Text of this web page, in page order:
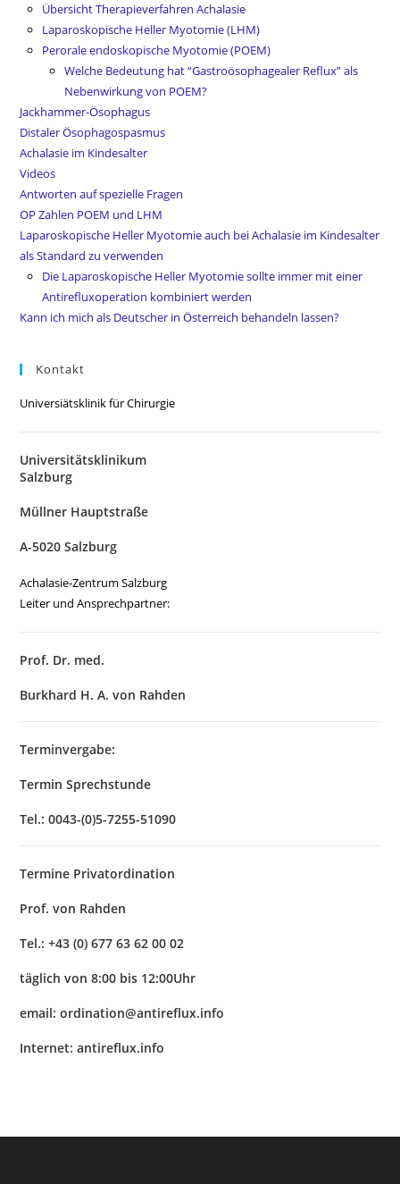
Übersicht Therapieverfahren Achalasie
Laparoskopische Heller Myotomie (LHM)
Perorale endoskopische Myotomie (POEM)
Welche Bedeutung hat “Gastroösophagealer Reflux” als
Nebenwirkung von POEM?
Jackhammer-Ösophagus
Distaler Ösophagospasmus
Achalasie im Kindesalter
Videos
Antworten auf spezielle Fragen
OP Zahlen POEM und LHM
Laparoskopische Heller Myotomie auch bei Achalasie im Kindesalter
als Standard zu verwenden
Die Laparoskopische Heller Myotomie sollte immer mit einer
Antirefluxoperation kombiniert werden
Kann ich mich als Deutscher in Österreich behandeln lassen?
Kontakt
Universiätsklinik für Chirurgie
Universitätsklinikum
Salzburg
Müllner Hauptstraße
A-5020 Salzburg
Achalasie-Zentrum Salzburg
Leiter und Ansprechpartner:
Prof. Dr. med.
Burkhard H. A. von Rahden
Terminvergabe:
Termin Sprechstunde
Tel.: 0043-(0)5-7255-51090
Termine Privatordination
Prof. von Rahden
Tel.: +43 (0) 677 63 62 00 02
täglich von 8:00 bis 12:00Uhr
email: ordination@antireflux.info
Internet: antireflux.info